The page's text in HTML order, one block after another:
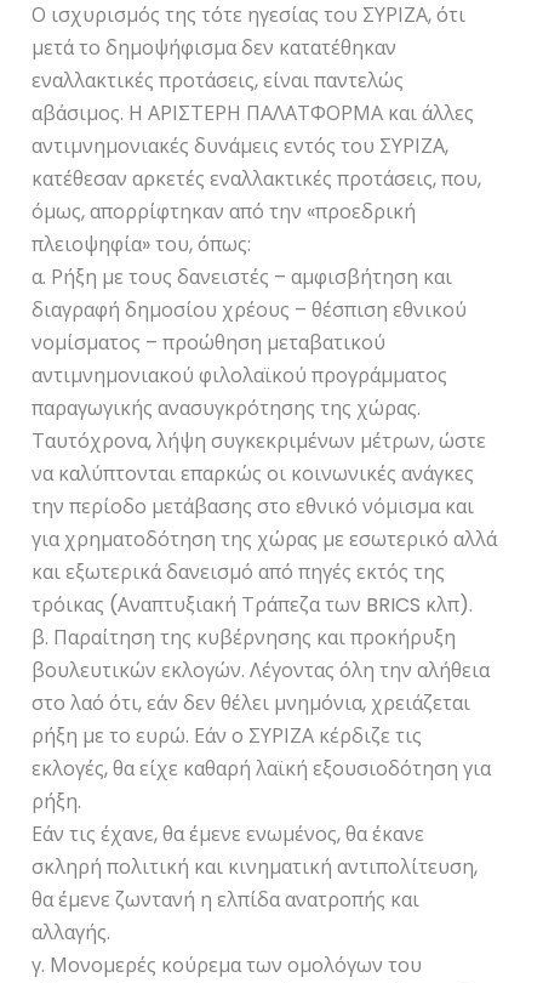
Ο ισχυρισμός της τότε ηγεσίας του ΣΥΡΙΖΑ, ότι
μετά το δημοψήφισμα δεν κατατέθηκαν
εναλλακτικές προτάσεις, είναι παντελώς
αβάσιμος. Η ΑΡΙΣΤΕΡΗ ΠΑΛΑΤΦΟΡΜΑ και άλλες
αντιμνημονιακές δυνάμεις εντός του ΣΥΡΙΖΑ,
κατέθεσαν αρκετές εναλλακτικές προτάσεις, που,
όμως, απορρίφτηκαν από την «προεδρική
πλειοψηφία» του, όπως:
α. Ρήξη με τους δανειστές – αμφισβήτηση και
διαγραφή δημοσίου χρέους – θέσπιση εθνικού
νομίσματος – προώθηση μεταβατικού
αντιμνημονιακού φιλολαϊκού προγράμματος
παραγωγικής ανασυγκρότησης της χώρας.
Ταυτόχρονα, λήψη συγκεκριμένων μέτρων, ώστε
να καλύπτονται επαρκώς οι κοινωνικές ανάγκες
την περίοδο μετάβασης στο εθνικό νόμισμα και
για χρηματοδότηση της χώρας με εσωτερικό αλλά
και εξωτερικά δανεισμό από πηγές εκτός της
τρόικας (Αναπτυξιακή Τράπεζα των BRICS κλπ).
β. Παραίτηση της κυβέρνησης και προκήρυξη
βουλευτικών εκλογών. Λέγοντας όλη την αλήθεια
στο λαό ότι, εάν δεν θέλει μνημόνια, χρειάζεται
ρήξη με το ευρώ. Εάν ο ΣΥΡΙΖΑ κέρδιζε τις
εκλογές, θα είχε καθαρή λαϊκή εξουσιοδότηση για
ρήξη.
Εάν τις έχανε, θα έμενε ενωμένος, θα έκανε
σκληρή πολιτική και κινηματική αντιπολίτευση,
θα έμενε ζωντανή η ελπίδα ανατροπής και
αλλαγής.
γ. Μονομερές κούρεμα των ομολόγων του